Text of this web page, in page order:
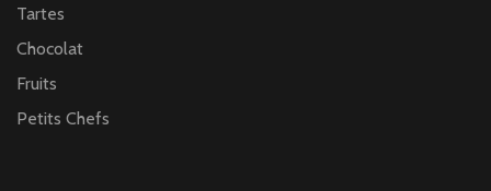
Tartes
Chocolat
Fruits
Petits Chefs